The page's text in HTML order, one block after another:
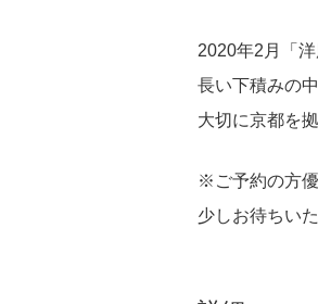
2020年2月「
長い下積みの
大切に京都を
※ご予約の方
少しお待ちい